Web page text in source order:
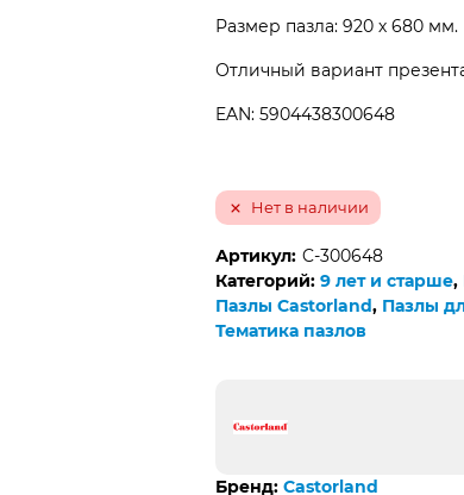
Размер пазла: 920 х 680 мм.
Отличный вариант
EAN: 5904438300648
Нет в наличии
Артикул: C-300648
Категорий: 9 лет и старше,
Пазлы Castorland, Пазлы
Тематика пазлов
Бренд: Castorland